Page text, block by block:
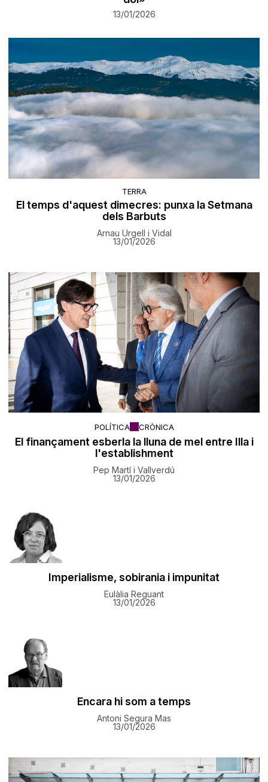
13/01/2026
TERRA
El temps d'aquest dimecres: punxa la Setmana
dels Barbuts
Arnau Urgell i Vidal
13/01/2026
POLÍTICA CRÒNICA
El finançament esberla la lluna de mel entre Illa i
l'establishment
Pep Martí i Vallverdú
13/01/2026
Imperialisme, sobirania i impunitat
Eulàlia Reguant
13/01/2026
Encara hi som a temps
Antoni Segura Mas
13/01/2026